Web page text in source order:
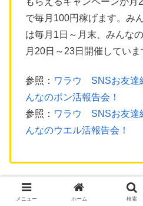
で毎月100円稼げます。み
は毎月1日～月末、みんな
月20日～23日開催していま
参照： ワラウ SNSお友達
んなのポン活報告会！
参照： ワラウ SNSお友達
んなのウエル活報告会！
当サイト経由で cimcome（
メニュー ホーム 検索